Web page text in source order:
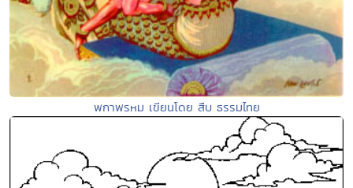
พกาพรหม เขียนโดย สืบ ธรรมไทย